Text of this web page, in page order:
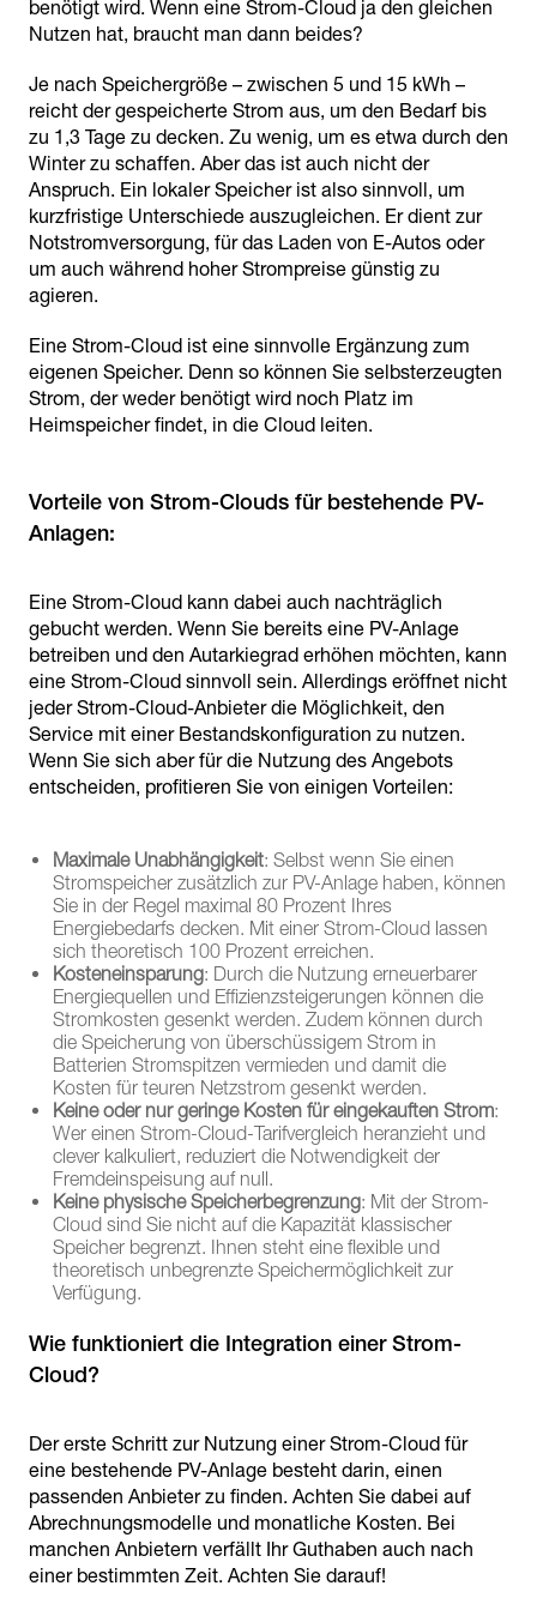
benötigt wird. Wenn eine Strom-Cloud ja den gleichen
Nutzen hat, braucht man dann beides?
Je nach Speichergröße – zwischen 5 und 15 kWh –
reicht der gespeicherte Strom aus, um den Bedarf bis
zu 1,3 Tage zu decken. Zu wenig, um es etwa durch den
Winter zu schaffen. Aber das ist auch nicht der
Anspruch. Ein lokaler Speicher ist also sinnvoll, um
kurzfristige Unterschiede auszugleichen. Er dient zur
Notstromversorgung, für das Laden von E-Autos oder
um auch während hoher Strompreise günstig zu
agieren.
Eine Strom-Cloud ist eine sinnvolle Ergänzung zum
eigenen Speicher. Denn so können Sie selbsterzeugten
Strom, der weder benötigt wird noch Platz im
Heimspeicher findet, in die Cloud leiten.
Vorteile von Strom-Clouds für bestehende PV-
Anlagen:
Eine Strom-Cloud kann dabei auch nachträglich
gebucht werden. Wenn Sie bereits eine PV-Anlage
betreiben und den Autarkiegrad erhöhen möchten, kann
eine Strom-Cloud sinnvoll sein. Allerdings eröffnet nicht
jeder Strom-Cloud-Anbieter die Möglichkeit, den
Service mit einer Bestandskonfiguration zu nutzen.
Wenn Sie sich aber für die Nutzung des Angebots
entscheiden, profitieren Sie von einigen Vorteilen:
Maximale Unabhängigkeit: Selbst wenn Sie einen
Stromspeicher zusätzlich zur PV-Anlage haben, können
Sie in der Regel maximal 80 Prozent Ihres
Energiebedarfs decken. Mit einer Strom-Cloud lassen
sich theoretisch 100 Prozent erreichen.
Kosteneinsparung: Durch die Nutzung erneuerbarer
Energiequellen und Effizienzsteigerungen können die
Stromkosten gesenkt werden. Zudem können durch
die Speicherung von überschüssigem Strom in
Batterien Stromspitzen vermieden und damit die
Kosten für teuren Netzstrom gesenkt werden.
Keine oder nur geringe Kosten für eingekauften Strom:
Wer einen Strom-Cloud-Tarifvergleich heranzieht und
clever kalkuliert, reduziert die Notwendigkeit der
Fremdeinspeisung auf null.
Keine physische Speicherbegrenzung: Mit der Strom-
Cloud sind Sie nicht auf die Kapazität klassischer
Speicher begrenzt. Ihnen steht eine flexible und
theoretisch unbegrenzte Speichermöglichkeit zur
Verfügung.
Wie funktioniert die Integration einer Strom-
Cloud?
Der erste Schritt zur Nutzung einer Strom-Cloud für
eine bestehende PV-Anlage besteht darin, einen
passenden Anbieter zu finden. Achten Sie dabei auf
Abrechnungsmodelle und monatliche Kosten. Bei
manchen Anbietern verfällt Ihr Guthaben auch nach
einer bestimmten Zeit. Achten Sie darauf!